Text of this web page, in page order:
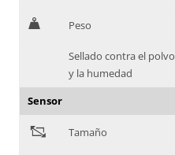
H Peso
Sellado contra el polvo
y la humedad
Sensor
" Tamaño